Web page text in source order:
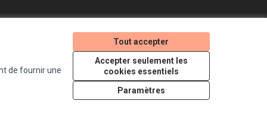
de fournir une
Tout accepter
Accepter seulement les
cookies essentiels
Paramètres
Je participe ! sur X
(Lien externe)
Je participe ! sur
(Lien externe)
Je participe ! sur
Licence Creative
(Lien externe)